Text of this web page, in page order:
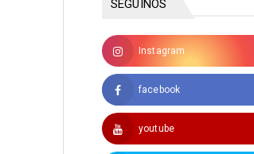
SEGUINOS
Instagram
facebook
youtube